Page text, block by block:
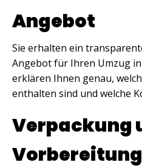
Angebot
Sie erhalten ein
Angebot für Ihren Umzug
erklären Ihnen genau,
enthalten sind und welche
Verpackung
Vorbereitung